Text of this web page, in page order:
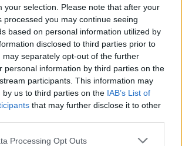
your selection. Please note that after your
processed you may continue seeing
based on personal information utilized by
disclosed to third parties prior to
may separately opt-out of the further
personal information by third parties on the
participants. This information may
by us to third parties on the IAB’s List of
that may further disclose it to other
Processing Opt Outs